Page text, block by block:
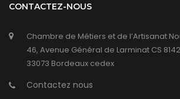
CONTACTEZ-NOUS
Chambre de Métiers et de l’Artisanat
46, Avenue Général de Larminat CS
33073 Bordeaux cedex
Contactez nous